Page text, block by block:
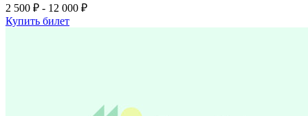
2 500 ₽ - 12 000 ₽
Купить билет